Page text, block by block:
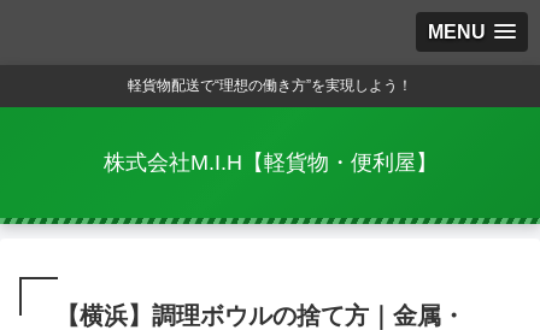
MENU
軽貨物配送で“理想の働き方”を実現しよう！
株式会社M.I.H【軽貨物・便利屋】
【横浜】調理ボウルの捨て方｜金属・